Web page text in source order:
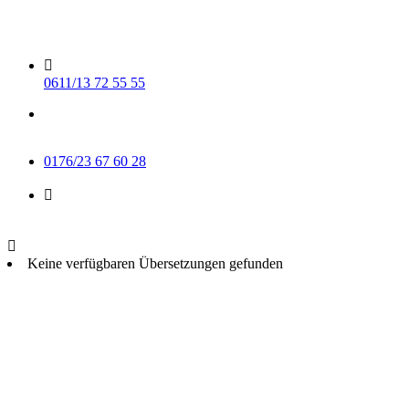
0611/13 72 55 55
0176/23 67 60 28
Keine verfügbaren Übersetzungen gefunden